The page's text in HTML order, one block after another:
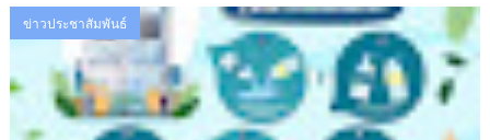
ข่าวประชาสัมพันธ์